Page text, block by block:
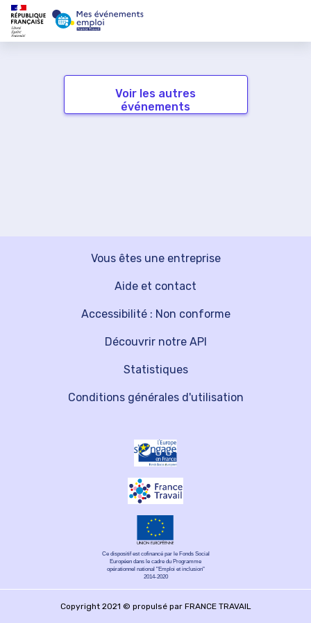
Voir les autres
événements
Vous êtes une entreprise
Découvrir notre API
Aide et contact
Statistiques
Accessibilité : Non conforme
Conditions générales d'utilisation
Ce dispositif est cofinancé par le Fonds Social
Européen dans le cadre du Programme
opérationnel national "Emploi et inclusion"
2014-2020
Copyright 2021 © propulsé par FRANCE TRAVAIL